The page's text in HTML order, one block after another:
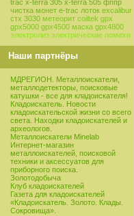
trac x-terra 305 x-terra 505 фппр
чистка монет e-trac лоток excalibur
стх 3030 метеорит coiltek gpx
gpx5000 gpx4500 маска gpx4800
электролиз электрические помехи
Наши партнёры
МДРЕГИОН. Металлоискатели,
металлодетекторы, поисковые
катушки - все для кладоискателя!
Кладоискатель. Новости
кладоискательской жизни со всего
света. Находки кладоискателей и
археологов.
Металлоискатели Minelab
Интернет-магазин
металлоискателей, поисковой
техники и аксессуатов для
приборного поиска.
Золотодобыча
Клуб кладоискателей
Газета для кладоискателей
«Кладоискатель. Золото. Клады.
Сокровища».